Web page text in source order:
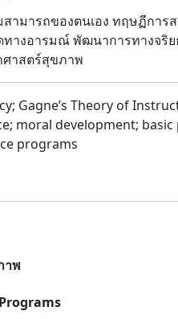
มารถของตนเอง ทฤษฏีการ
งอารมณ์ พัฒนาการทางจริ
ศาสตร์สุขภาพ
Gagne’s Theory of
moral development;
programs
าพ